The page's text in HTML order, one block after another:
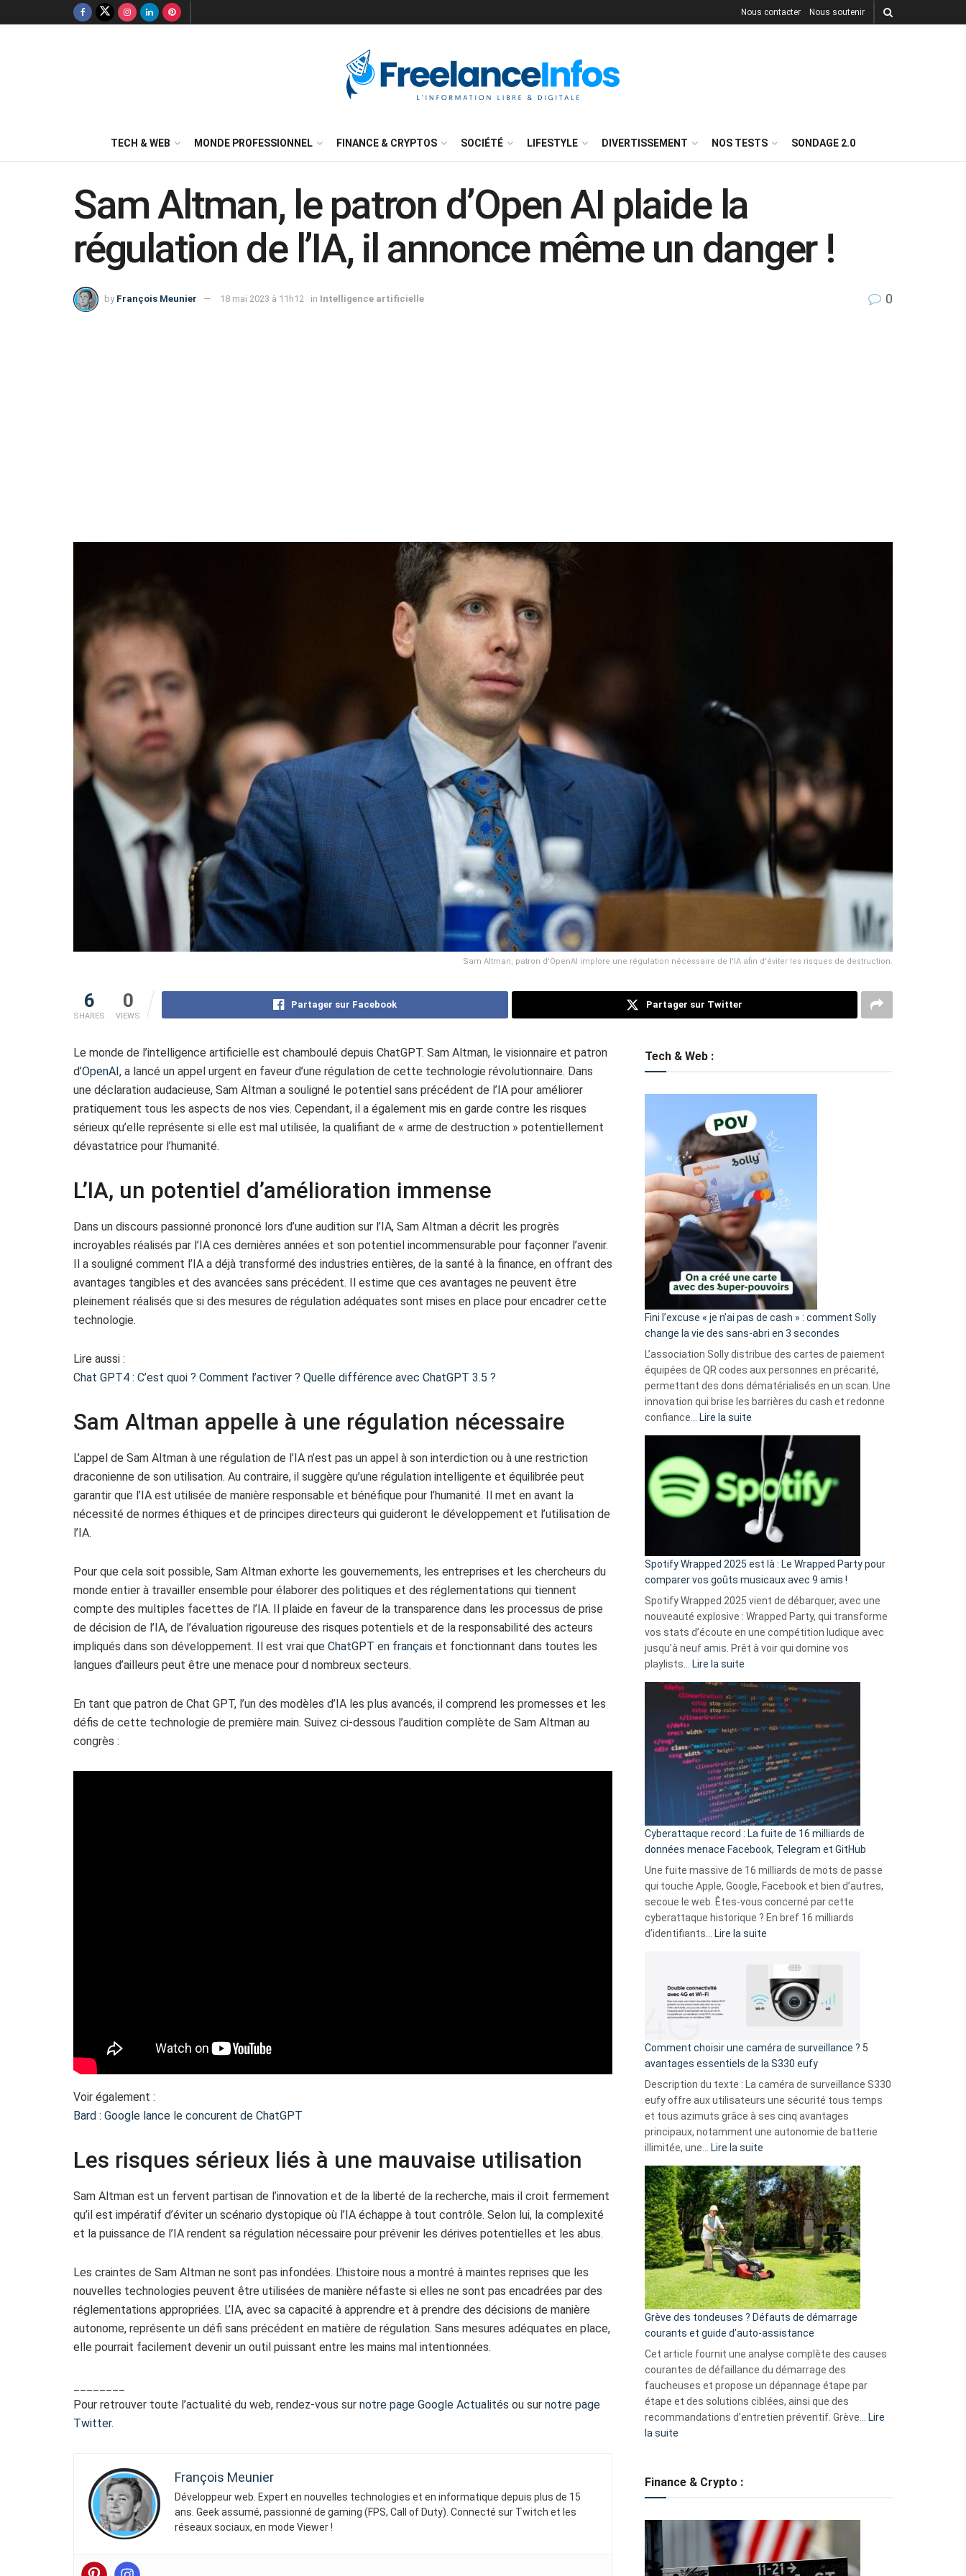
Nous contacter Nous soutenir
TECH & WEB MONDE PROFESSIONNEL FINANCE & CRYPTOS SOCIÉTÉ LIFESTYLE DIVERTISSEMENT NOS TESTS SONDAGE 2.0
Sam Altman, le patron d’Open AI plaide la
régulation de l’IA, il annonce même un danger !
by François Meunier 18 mai 2023 à 11h12 in Intelligence artificielle 0
Sam Altman, patron d'OpenAI implore une régulation nécessaire de l'IA afin d'éviter les risques de destruction.
6
SHARES
0
VIEWS
Partager sur Facebook Partager sur Twitter
Le monde de l’intelligence artificielle est chamboulé depuis ChatGPT. Sam Altman, le visionnaire et patron
d’OpenAI , a lancé un appel urgent en faveur d’une régulation de cette technologie révolutionnaire. Dans
une déclaration audacieuse, Sam Altman a souligné le potentiel sans précédent de l’IA pour améliorer
pratiquement tous les aspects de nos vies. Cependant, il a également mis en garde contre les risques
sérieux qu’elle représente si elle est mal utilisée, la qualifiant de « arme de destruction » potentiellement
dévastatrice pour l’humanité.
L’IA, un potentiel d’amélioration immense
Dans un discours passionné prononcé lors d’une audition sur l’IA, Sam Altman a décrit les progrès
incroyables réalisés par l’IA ces dernières années et son potentiel incommensurable pour façonner l’avenir.
Il a souligné comment l’IA a déjà transformé des industries entières, de la santé à la finance, en offrant des
avantages tangibles et des avancées sans précédent. Il estime que ces avantages ne peuvent être
pleinement réalisés que si des mesures de régulation adéquates sont mises en place pour encadrer cette
technologie.
Lire aussi :
Chat GPT4 : C’est quoi ? Comment l’activer ? Quelle différence avec ChatGPT 3.5 ?
Sam Altman appelle à une régulation nécessaire
L’appel de Sam Altman à une régulation de l’IA n’est pas un appel à son interdiction ou à une restriction
draconienne de son utilisation. Au contraire, il suggère qu’une régulation intelligente et équilibrée peut
garantir que l’IA est utilisée de manière responsable et bénéfique pour l’humanité. Il met en avant la
nécessité de normes éthiques et de principes directeurs qui guideront le développement et l’utilisation de
l’IA.
Pour que cela soit possible, Sam Altman exhorte les gouvernements, les entreprises et les chercheurs du
monde entier à travailler ensemble pour élaborer des politiques et des réglementations qui tiennent
compte des multiples facettes de l’IA. Il plaide en faveur de la transparence dans les processus de prise
de décision de l’IA, de l’évaluation rigoureuse des risques potentiels et de la responsabilité des acteurs
impliqués dans son développement. Il est vrai que ChatGPT en français et fonctionnant dans toutes les
langues d’ailleurs peut être une menace pour d nombreux secteurs.
En tant que patron de Chat GPT, l’un des modèles d’IA les plus avancés, il comprend les promesses et les
défis de cette technologie de première main. Suivez ci-dessous l’audition complète de Sam Altman au
congrès :
Voir également :
Bard : Google lance le concurent de ChatGPT
Les risques sérieux liés à une mauvaise utilisation
Sam Altman est un fervent partisan de l’innovation et de la liberté de la recherche, mais il croit fermement
qu’il est impératif d’éviter un scénario dystopique où l’IA échappe à tout contrôle. Selon lui, la complexité
et la puissance de l’IA rendent sa régulation nécessaire pour prévenir les dérives potentielles et les abus.
Les craintes de Sam Altman ne sont pas infondées. L’histoire nous a montré à maintes reprises que les
nouvelles technologies peuvent être utilisées de manière néfaste si elles ne sont pas encadrées par des
réglementations appropriées. L’IA, avec sa capacité à apprendre et à prendre des décisions de manière
autonome, représente un défi sans précédent en matière de régulation. Sans mesures adéquates en place,
elle pourrait facilement devenir un outil puissant entre les mains mal intentionnées.
Pour retrouver toute l’actualité du web, rendez-vous sur notre page Google Actualités ou sur notre page
Twitter.
François Meunier
Développeur web. Expert en nouvelles technologies et en informatique depuis plus de 15
ans. Geek assumé, passionné de gaming (FPS, Call of Duty). Connecté sur Twitch et les
réseaux sociaux, en mode Viewer !
Tech & Web :
Fini l’excuse « je n’ai pas de cash » : comment Solly
change la vie des sans-abri en 3 secondes
L’association Solly distribue des cartes de paiement
équipées de QR codes aux personnes en précarité,
permettant des dons dématérialisés en un scan. Une
innovation qui brise les barrières du cash et redonne
confiance… Lire la suite
Fini
l’excuse
je
n’ai
pas
de
cash
»
Solly
change
la
vie
sans-
abri
en
3
secondes
Spotify Wrapped 2025 est là : Le Wrapped Party pour
comparer vos goûts musicaux avec 9 amis !
Spotify Wrapped 2025 vient de débarquer, avec une
nouveauté explosive : Wrapped Party, qui transforme
vos stats d’écoute en une compétition ludique avec
jusqu’à neuf amis. Prêt à voir qui domine vos
playlists… Lire la suite
Spotify
Wrapped
2025
est
:
Le
Wrapped
Party
pour
comparer
vos
goûts
musicaux
avec
9
amis
Cyberattaque record : La fuite de 16 milliards de
données menace Facebook, Telegram et GitHub
Une fuite massive de 16 milliards de mots de passe
qui touche Apple, Google, Facebook et bien d’autres,
secoue le web. Êtes-vous concerné par cette
cyberattaque historique ? En bref 16 milliards
d’identifiants… Lire la suite
record
La
fuite
16
milliards
données
menace
Facebook,
Telegram
GitHub
Comment choisir une caméra de surveillance ? 5
avantages essentiels de la S330 eufy
Description du texte : La caméra de surveillance S330
eufy offre aux utilisateurs une sécurité tous temps
et tous azimuts grâce à ses cinq avantages
principaux, notamment une autonomie de batterie
illimitée, une… Lire la suite
Comment
choisir
une
caméra
de
surveillance
?
5
avantages
essentiels
de
la
S330
eufy
Grève des tondeuses ? Défauts de démarrage
courants et guide d’auto-assistance
Cet article fournit une analyse complète des causes
courantes de défaillance du démarrage des
faucheuses et propose un dépannage étape par
étape et des solutions ciblées, ainsi que des
recommandations d’entretien préventif. Grève… Lire
la suite
tondeuses
démarrage
courants
Finance & Crypto :